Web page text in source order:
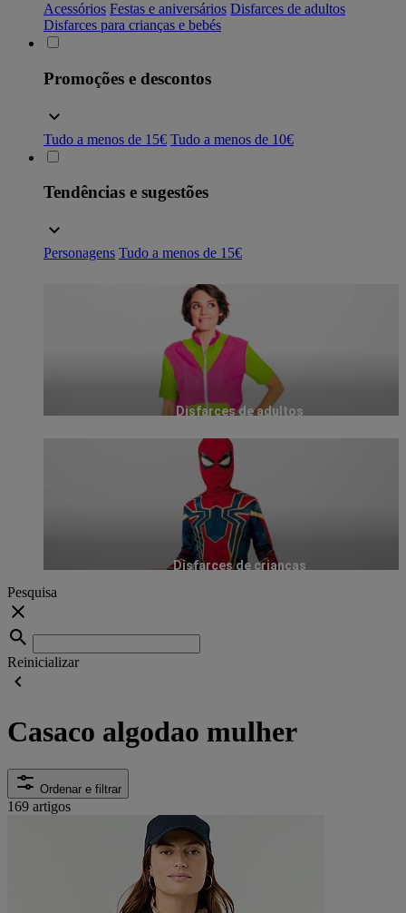
Acessórios Festas e aniversários Disfarces de adultos
Disfarces para crianças e bebés
Promoções e descontos
Tudo a menos de 15€ Tudo a menos de 10€
Tendências e sugestões
Personagens Tudo a menos de 15€
Disfarces de adultos
Disfarces de crianças
Pesquisa
Reinicializar
Casaco algodao mulher
Ordenar e filtrar
169 artigos